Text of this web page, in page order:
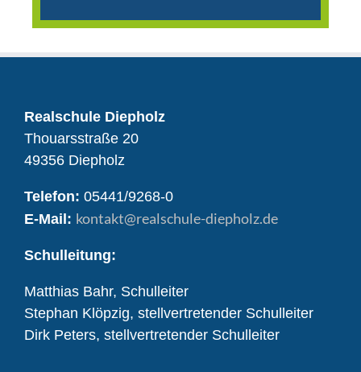
Realschule Diepholz
Thouarsstraße 20
49356 Diepholz
Telefon: 05441/9268-0
E-Mail: kontakt@realschule-diepholz.de
Schulleitung:
Matthias Bahr, Schulleiter
Stephan Klöpzig, stellvertretender Schulleiter
Dirk Peters, stellvertretender Schulleiter